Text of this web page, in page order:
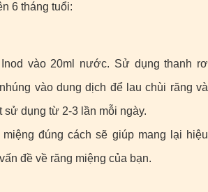
6 tháng tuổi:
vào 20ml nước. Sử dụng thanh rơ
vào dung dịch để lau chùi răng và
sử dụng từ 2-3 lần mỗi ngày.
đúng cách sẽ giúp mang lại hiệu
đề về răng miệng của bạn.